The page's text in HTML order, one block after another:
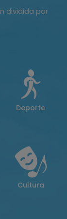
dividida por
Deporte
Cultura